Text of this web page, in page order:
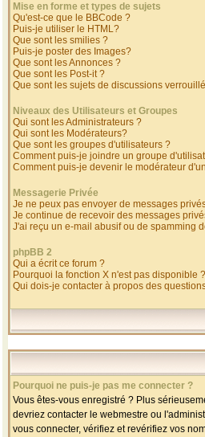
Mise en forme et types de sujets
Qu'est-ce que le BBCode ?
Puis-je utiliser le HTML?
Que sont les smilies ?
Puis-je poster des Images?
Que sont les Annonces ?
Que sont les Post-it ?
Que sont les sujets de discussions
Niveaux des Utilisateurs et Groupes
Qui sont les Administrateurs ?
Qui sont les Modérateurs?
Que sont les groupes d'utilisateurs ?
Comment puis-je joindre un groupe
Comment puis-je devenir le modérateur
Messagerie Privée
Je ne peux pas envoyer de messages
Je continue de recevoir des messages
J'ai reçu un e-mail abusif ou de spamming
phpBB 2
Qui a écrit ce forum ?
Pourquoi la fonction X n'est pas disponible ?
Qui dois-je contacter à propos des
Pourquoi ne puis-je pas me connecter ?
Vous êtes-vous enregistré ? Plus
devriez contacter le webmestre ou
vous connecter, vérifiez et revérifiez vos